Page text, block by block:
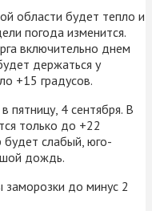
области будет тепло и
погода изменится.
включительно днем
держаться у
+15 градусов.
4 сентября. В
только до +22
слабый, юго-
дождь.
до минус 2